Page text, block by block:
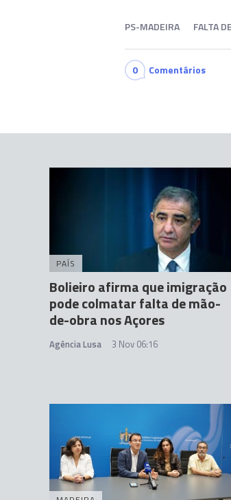
PS-MADEIRA FALTA
0 Comentários
PAÍS
Bolieiro afirma que imigração
pode colmatar falta de mão-
de-obra nos Açores
Agência Lusa 3 Nov 06:16